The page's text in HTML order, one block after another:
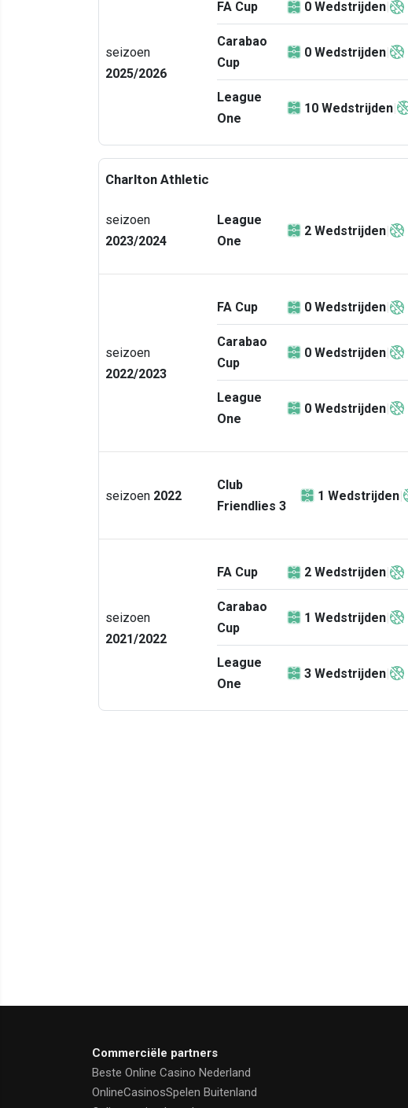
seizoen
2025/2026
FA Cup 0 Wedstrijden
Carabao
Cup
0 Wedstrijden
League
One
10 Wedstrijden
Charlton Athletic
seizoen
2023/2024
League
One
2 Wedstrijden
seizoen
2022/2023
FA Cup 0 Wedstrijden
Carabao
Cup
0 Wedstrijden
League
One
0 Wedstrijden
seizoen 2022
Club
Friendlies 3
1 Wedstrijden
seizoen
2021/2022
FA Cup 2 Wedstrijden
Carabao
Cup
1 Wedstrijden
League
One
3 Wedstrijden
Commerciële partners
Beste Online Casino Nederland
OnlineCasinosSpelen Buitenland